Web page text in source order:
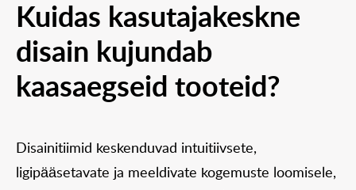
Kuidas kasutajakeskne
disain kujundab
kaasaegseid tooteid?
Disainitiimid keskenduvad intuitiivsete,
ligipääsetavate ja meeldivate kogemuste loomisele,